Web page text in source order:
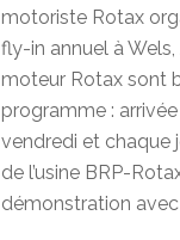
motoriste Rotax
fly-in annuel à
moteur Rotax sont
programme :
vendredi et chaque
de l’usine BRP-
démonstration avec